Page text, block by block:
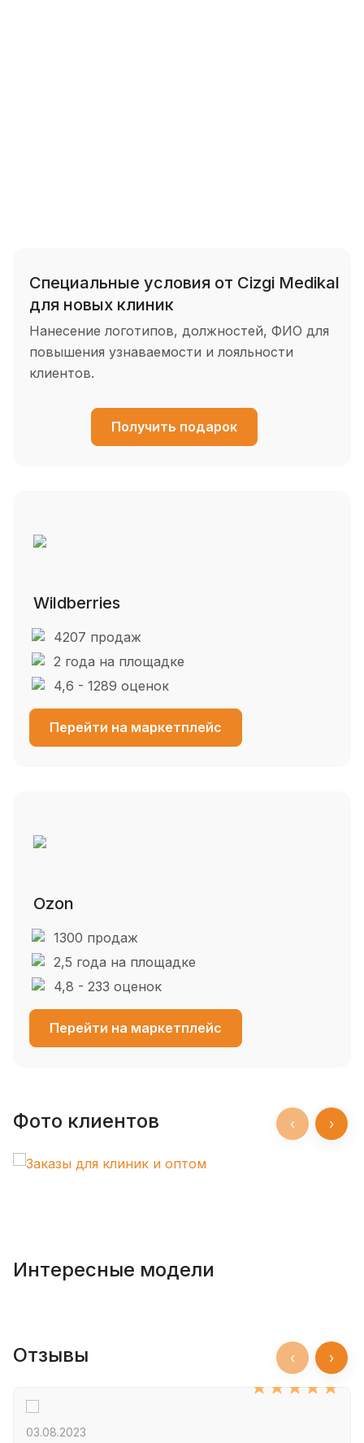
Специальные условия от Cizgi Medikal
для новых клиник
Нанесение логотипов, должностей, ФИО для
повышения узнаваемости и лояльности
клиентов.
Получить подарок
Wildberries
4207 продаж
2 года на площадке
4,6 - 1289 оценок
Перейти на маркетплейс
Ozon
1300 продаж
2,5 года на площадке
4,8 - 233 оценок
Перейти на маркетплейс
Фото клиентов ‹ ›
Интересные модели
Отзывы
03.08.2023
‹ ›